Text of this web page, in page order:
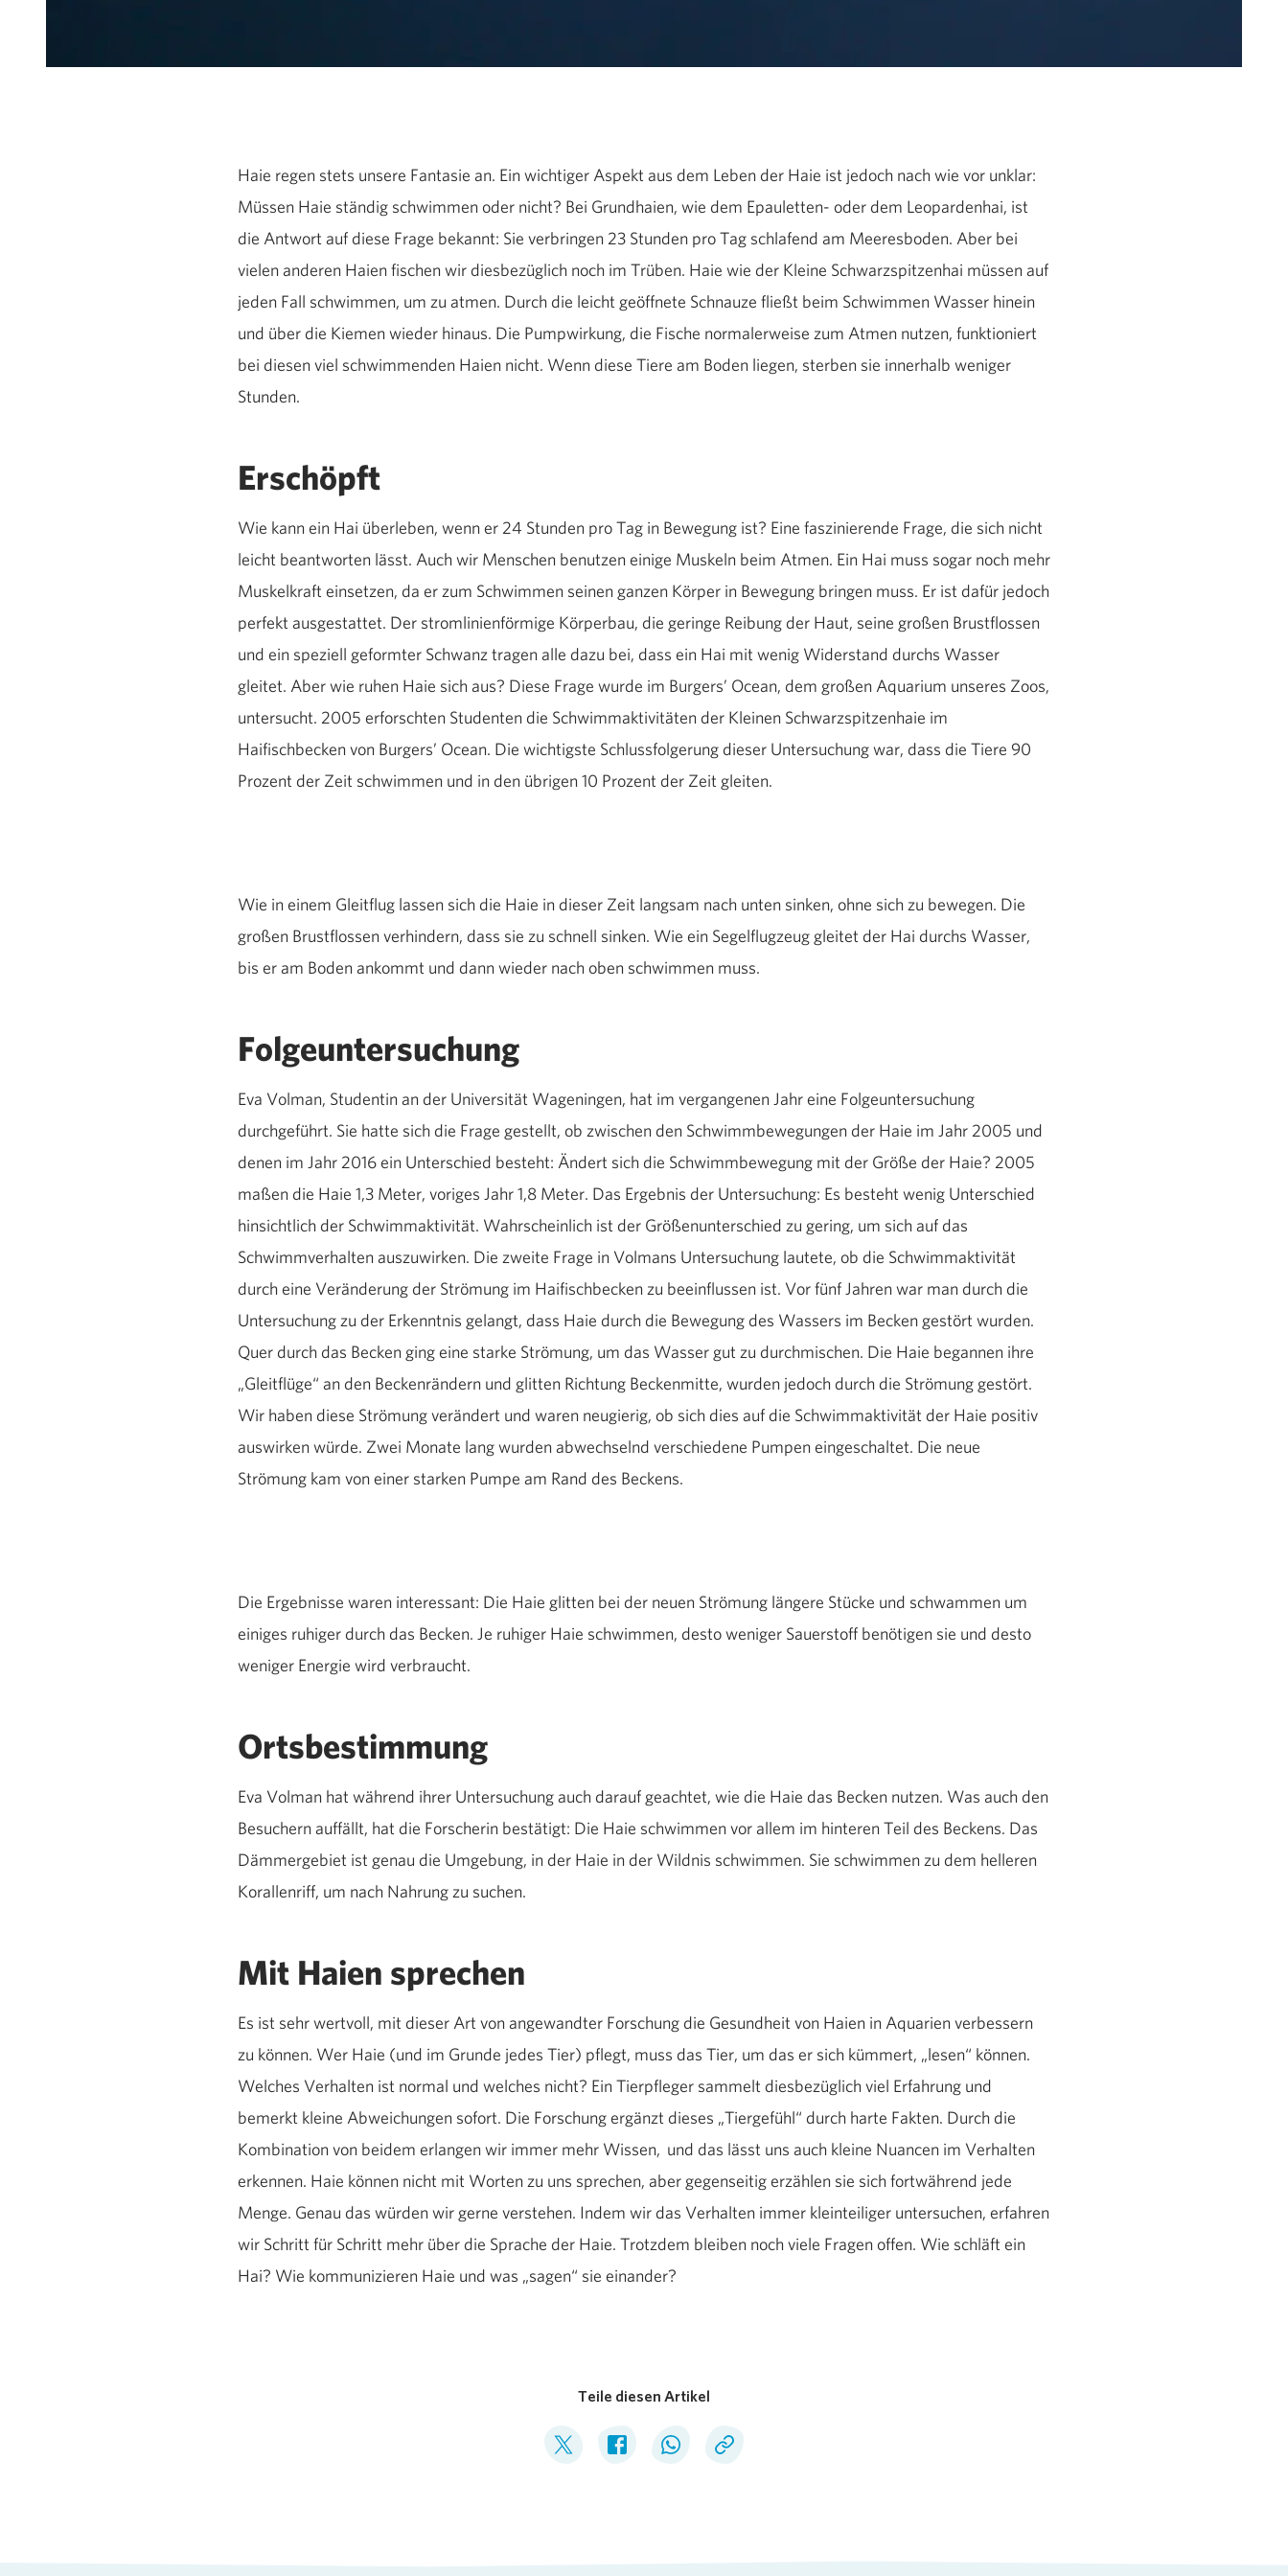
Haie regen stets unsere Fantasie an. Ein wichtiger Aspekt aus dem Leben der Haie ist jedoch nach wie vor unklar:
Müssen Haie ständig schwimmen oder nicht? Bei Grundhaien, wie dem Epauletten- oder dem Leopardenhai, ist
die Antwort auf diese Frage bekannt: Sie verbringen 23 Stunden pro Tag schlafend am Meeresboden. Aber bei
vielen anderen Haien fischen wir diesbezüglich noch im Trüben. Haie wie der Kleine Schwarzspitzenhai müssen auf
jeden Fall schwimmen, um zu atmen. Durch die leicht geöffnete Schnauze fließt beim Schwimmen Wasser hinein
und über die Kiemen wieder hinaus. Die Pumpwirkung, die Fische normalerweise zum Atmen nutzen, funktioniert
bei diesen viel schwimmenden Haien nicht. Wenn diese Tiere am Boden liegen, sterben sie innerhalb weniger
Stunden.
Erschöpft
Wie kann ein Hai überleben, wenn er 24 Stunden pro Tag in Bewegung ist? Eine faszinierende Frage, die sich nicht
leicht beantworten lässt. Auch wir Menschen benutzen einige Muskeln beim Atmen. Ein Hai muss sogar noch mehr
Muskelkraft einsetzen, da er zum Schwimmen seinen ganzen Körper in Bewegung bringen muss. Er ist dafür jedoch
perfekt ausgestattet. Der stromlinienförmige Körperbau, die geringe Reibung der Haut, seine großen Brustflossen
und ein speziell geformter Schwanz tragen alle dazu bei, dass ein Hai mit wenig Widerstand durchs Wasser
gleitet. Aber wie ruhen Haie sich aus? Diese Frage wurde im Burgers’ Ocean, dem großen Aquarium unseres Zoos,
untersucht. 2005 erforschten Studenten die Schwimmaktivitäten der Kleinen Schwarzspitzenhaie im
Haifischbecken von Burgers’ Ocean. Die wichtigste Schlussfolgerung dieser Untersuchung war, dass die Tiere 90
Prozent der Zeit schwimmen und in den übrigen 10 Prozent der Zeit gleiten.
Wie in einem Gleitflug lassen sich die Haie in dieser Zeit langsam nach unten sinken, ohne sich zu bewegen. Die
großen Brustflossen verhindern, dass sie zu schnell sinken. Wie ein Segelflugzeug gleitet der Hai durchs Wasser,
bis er am Boden ankommt und dann wieder nach oben schwimmen muss.
Folgeuntersuchung
Eva Volman, Studentin an der Universität Wageningen, hat im vergangenen Jahr eine Folgeuntersuchung
durchgeführt. Sie hatte sich die Frage gestellt, ob zwischen den Schwimmbewegungen der Haie im Jahr 2005 und
denen im Jahr 2016 ein Unterschied besteht: Ändert sich die Schwimmbewegung mit der Größe der Haie? 2005
maßen die Haie 1,3 Meter, voriges Jahr 1,8 Meter. Das Ergebnis der Untersuchung: Es besteht wenig Unterschied
hinsichtlich der Schwimmaktivität. Wahrscheinlich ist der Größenunterschied zu gering, um sich auf das
Schwimmverhalten auszuwirken. Die zweite Frage in Volmans Untersuchung lautete, ob die Schwimmaktivität
durch eine Veränderung der Strömung im Haifischbecken zu beeinflussen ist. Vor fünf Jahren war man durch die
Untersuchung zu der Erkenntnis gelangt, dass Haie durch die Bewegung des Wassers im Becken gestört wurden.
Quer durch das Becken ging eine starke Strömung, um das Wasser gut zu durchmischen. Die Haie begannen ihre
„Gleitflüge“ an den Beckenrändern und glitten Richtung Beckenmitte, wurden jedoch durch die Strömung gestört.
Wir haben diese Strömung verändert und waren neugierig, ob sich dies auf die Schwimmaktivität der Haie positiv
auswirken würde. Zwei Monate lang wurden abwechselnd verschiedene Pumpen eingeschaltet. Die neue
Strömung kam von einer starken Pumpe am Rand des Beckens.
Die Ergebnisse waren interessant: Die Haie glitten bei der neuen Strömung längere Stücke und schwammen um
einiges ruhiger durch das Becken. Je ruhiger Haie schwimmen, desto weniger Sauerstoff benötigen sie und desto
weniger Energie wird verbraucht.
Ortsbestimmung
Eva Volman hat während ihrer Untersuchung auch darauf geachtet, wie die Haie das Becken nutzen. Was auch den
Besuchern auffällt, hat die Forscherin bestätigt: Die Haie schwimmen vor allem im hinteren Teil des Beckens. Das
Dämmergebiet ist genau die Umgebung, in der Haie in der Wildnis schwimmen. Sie schwimmen zu dem helleren
Korallenriff, um nach Nahrung zu suchen.
Mit Haien sprechen
Es ist sehr wertvoll, mit dieser Art von angewandter Forschung die Gesundheit von Haien in Aquarien verbessern
zu können. Wer Haie (und im Grunde jedes Tier) pflegt, muss das Tier, um das er sich kümmert, „lesen“ können.
Welches Verhalten ist normal und welches nicht? Ein Tierpfleger sammelt diesbezüglich viel Erfahrung und
bemerkt kleine Abweichungen sofort. Die Forschung ergänzt dieses „Tiergefühl“ durch harte Fakten. Durch die
Kombination von beidem erlangen wir immer mehr Wissen, und das lässt uns auch kleine Nuancen im Verhalten
erkennen. Haie können nicht mit Worten zu uns sprechen, aber gegenseitig erzählen sie sich fortwährend jede
Menge. Genau das würden wir gerne verstehen. Indem wir das Verhalten immer kleinteiliger untersuchen, erfahren
wir Schritt für Schritt mehr über die Sprache der Haie. Trotzdem bleiben noch viele Fragen offen. Wie schläft ein
Hai? Wie kommunizieren Haie und was „sagen“ sie einander?
Teile diesen Artikel
Deel op TwitterDeel op Facebook
Deel op WhatsApp
Kopieer link